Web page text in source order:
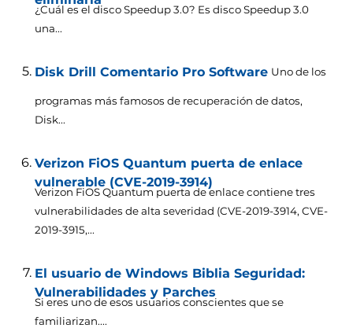
¿Cuál es el disco Speedup 3.0? Es disco Speedup 3.0
una...
Disk Drill Comentario Pro Software Uno de los
programas más famosos de recuperación de datos,
Disk...
Verizon FiOS Quantum puerta de enlace
vulnerable (CVE-2019-3914)
Verizon FiOS Quantum puerta de enlace contiene tres
vulnerabilidades de alta severidad (CVE-2019-3914, CVE-
2019-3915,...
El usuario de Windows Biblia Seguridad:
Vulnerabilidades y Parches
Si eres uno de esos usuarios conscientes que se
familiarizan....